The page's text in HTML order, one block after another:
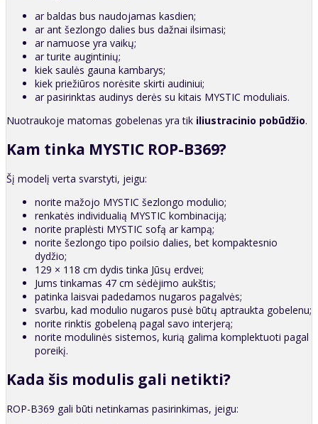
ar baldas bus naudojamas kasdien;
ar ant šezlongo dalies bus dažnai ilsimasi;
ar namuose yra vaikų;
ar turite augintinių;
kiek saulės gauna kambarys;
kiek priežiūros norėsite skirti audiniui;
ar pasirinktas audinys derės su kitais MYSTIC moduliais.
Nuotraukoje matomas gobelenas yra tik iliustracinio pobūdžio.
Kam tinka MYSTIC ROP-B369?
Šį modelį verta svarstyti, jeigu:
norite mažojo MYSTIC šezlongo modulio;
renkatės individualią MYSTIC kombinaciją;
norite praplėsti MYSTIC sofą ar kampą;
norite šezlongo tipo poilsio dalies, bet kompaktesnio
dydžio;
129 × 118 cm dydis tinka Jūsų erdvei;
Jums tinkamas 47 cm sėdėjimo aukštis;
patinka laisvai padedamos nugaros pagalvės;
svarbu, kad modulio nugaros pusė būtų aptraukta gobelenu;
norite rinktis gobeleną pagal savo interjerą;
norite modulinės sistemos, kurią galima komplektuoti pagal
poreikį.
Kada šis modulis gali netikti?
ROP-B369 gali būti netinkamas pasirinkimas, jeigu: